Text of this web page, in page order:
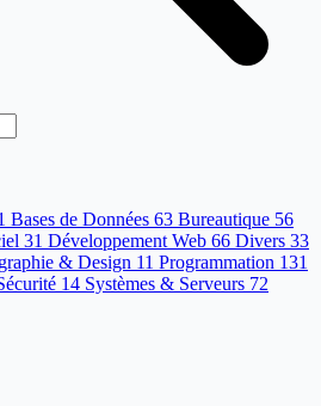
Bases de Données 63 Bureautique 56
31 Développement Web 66 Divers 33
& Design 11 Programmation 131
14 Systèmes & Serveurs 72